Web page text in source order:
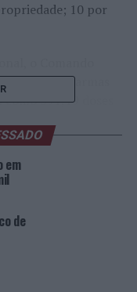
10 por
três armas
591,19 doses
e das detenções
e preventiva
em
de